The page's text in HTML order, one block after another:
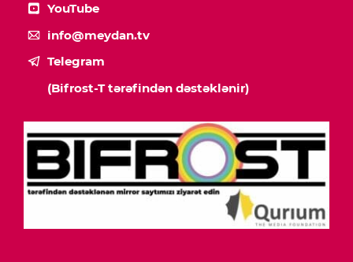
YouTube
info@meydan.tv
Telegram
(Bifrost-T tərəfindən dəstəklənir)